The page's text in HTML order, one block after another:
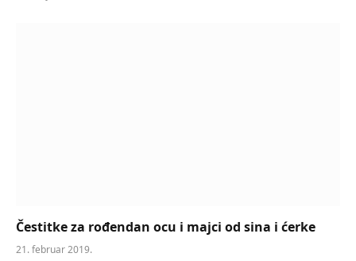
Čestitke za rođendan ocu i majci od sina i ćerke
21. februar 2019.